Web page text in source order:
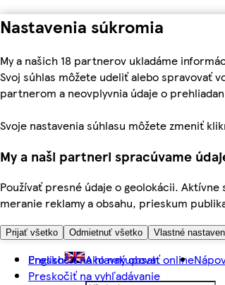
Nastavenia súkromia
My a našich 18 partnerov ukladáme
Svoj súhlas môžete udeliť alebo spravovať
partnerom a neovplyvnia údaje o
Svoje nastavenia súhlasu môžete zmeniť
My a naši partneri spracúvame
Používať presné údaje o geolokácii.
meranie reklamy a obsahu, prieskum
Prijať všetko Odmietnuť všetko Vlastné
Preskočiť na hlavný obsah
Preskočiť na vyhľadávanie
English Ako nakupovať online